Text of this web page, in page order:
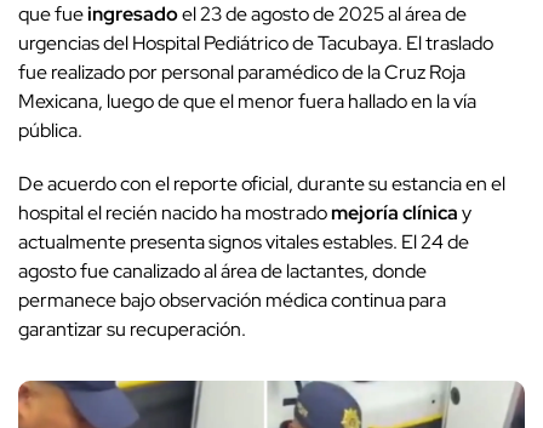
que fueingresadoel 23 de agosto de 2025 al área de
urgencias del Hospital Pediátrico de Tacubaya. El traslado
fue realizado por personal paramédico de la Cruz Roja
Mexicana, luego de que el menor fuera hallado en la vía
pública.
De acuerdo con el reporte oficial, durante su estancia en el
hospital el recién nacido ha mostradomejoría clínicay
actualmente presenta signos vitales estables. El 24 de
agosto fue canalizado al área de lactantes, donde
permanece bajo observación médica continua para
garantizar su recuperación.